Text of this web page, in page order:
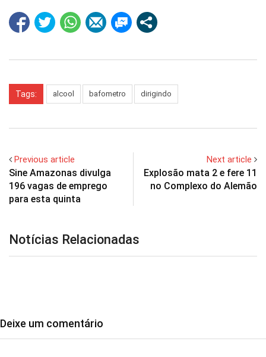
Tags: alcool bafometro dirigindo
Previous article
Sine Amazonas divulga
196 vagas de emprego
para esta quinta
Next article
Explosão mata 2 e fere 11
no Complexo do Alemão
Notícias Relacionadas
Deixe um comentário